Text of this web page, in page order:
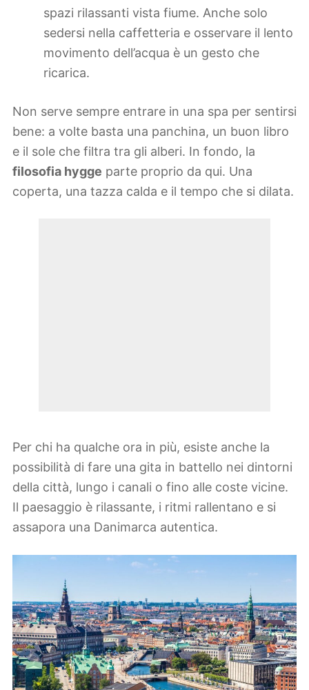
spazi rilassanti vista fiume. Anche solo
sedersi nella caffetteria e osservare il lento
movimento dell’acqua è un gesto che
ricarica.
Non serve sempre entrare in una spa per sentirsi
bene: a volte basta una panchina, un buon libro
e il sole che filtra tra gli alberi. In fondo, la
filosofia hygge parte proprio da qui. Una
coperta, una tazza calda e il tempo che si dilata.
Per chi ha qualche ora in più, esiste anche la
possibilità di fare una gita in battello nei dintorni
della città, lungo i canali o fino alle coste vicine.
Il paesaggio è rilassante, i ritmi rallentano e si
assapora una Danimarca autentica.